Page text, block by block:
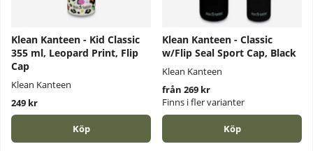
Klean Kanteen - Kid Classic
355 ml, Leopard Print, Flip
Cap
Klean Kanteen
249 kr
Köp
Klean Kanteen - Classic
w/Flip Seal Sport Cap, Black
Klean Kanteen
från 269 kr
Finns i fler varianter
Köp